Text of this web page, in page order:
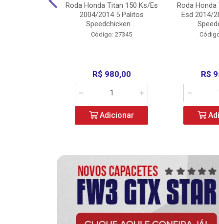
Roda Honda Titan 150 Ks/Es
2004/2014 5 Palitos
Speedchicken ...
Código: 27345
R$ 980,00
Adicionar
Roda
Esd 2014/
R$